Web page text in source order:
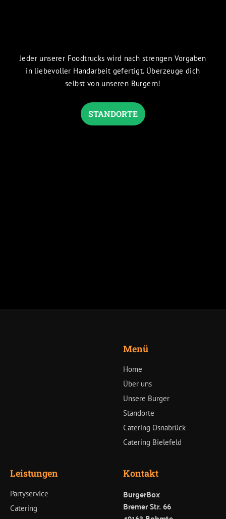
Jeder unserer Foodtrucks wird nach strengen Vorgaben
in liebevoller Handarbeit gefertigt. Überzeuge dich
selbst von unseren Burgern!
STANDORTE
Menü
Home
Über uns
Unsere Burger
Standorte
Catering Osnabrück
Catering Bielefeld
Leistungen
Partyservice
Catering
Kontakt
BurgerBox
Bremer Str. 66